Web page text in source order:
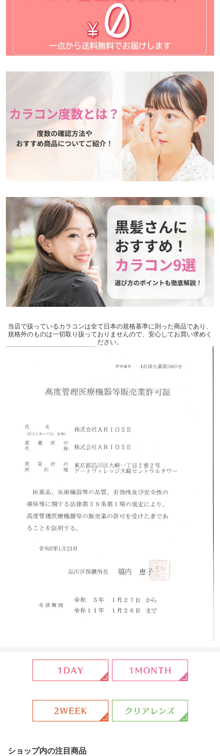
当店で扱っているカラコンは全て日本の規格基準に則った商品であり、
規格外のものは一切取り扱っておりませんので、安心してお買い求めく
ださい。
ショップ内の注目商品